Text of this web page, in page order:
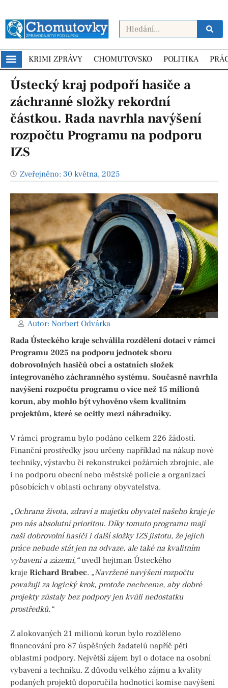
KRIMI ZPRÁVY CHOMUTOVSKO POLITIKA
Ústecký kraj podpoří hasiče a
záchranné složky rekordní
částkou. Rada navrhla navýšení
rozpočtu Programu na podporu
IZS
Zveřejněno: 30 května, 2025
Autor: Norbert Odvárka
Rada Ústeckého kraje schválila rozdělení dotací v rámci
Programu 2025 na podporu jednotek sboru
dobrovolných hasičů obcí a ostatních složek
integrovaného záchranného systému. Současně navrhla
navýšení rozpočtu programu o více než 15 milionů
korun, aby mohlo být vyhověno všem kvalitním
projektům, které se ocitly mezi náhradníky.
V rámci programu bylo podáno celkem 226 žádostí.
Finanční prostředky jsou určeny například na nákup nové
techniky, výstavbu či rekonstrukci požárních zbrojnic, ale
i na podporu obecní nebo městské policie a organizací
působících v oblasti ochrany obyvatelstva.
„Ochrana života, zdraví a majetku obyvatel našeho kraje je
pro nás absolutní prioritou. Díky tomuto programu mají
naši dobrovolní hasiči i další složky IZS jistotu, že jejich
práce nebude stát jen na odvaze, ale také na kvalitním
vybavení a zázemí,“uvedl hejtman Ústeckého
kraje Richard Brabec. „Navržené navýšení rozpočtu
považuji za logický krok, protože nechceme, aby dobré
projekty zůstaly bez podpory jen kvůli nedostatku
prostředků.“
Z alokovaných 21 milionů korun bylo rozděleno
financování pro 87 úspěšných žadatelů napříč pěti
oblastmi podpory. Největší zájem byl o dotace na osobní
vybavení a techniku. Z důvodu velkého zájmu a kvality
podaných projektů doporučila hodnoticí komise navýšení